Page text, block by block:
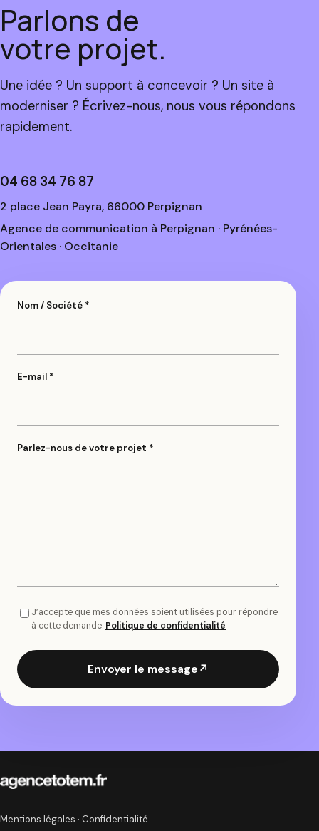
Parlons de
votre projet.
Une idée ? Un support à concevoir ? Un site à
moderniser ? Écrivez-nous, nous vous répondons
rapidement.
04 68 34 76 87
2 place Jean Payra, 66000 Perpignan
Agence de communication à Perpignan · Pyrénées-
Orientales · Occitanie
Nom / Société *
E-mail *
Parlez-nous de votre projet *
J’accepte que mes données soient utilisées pour répondre
à cette demande. Politique de confidentialité
Envoyer le message↗
Mentions légales · Confidentialité